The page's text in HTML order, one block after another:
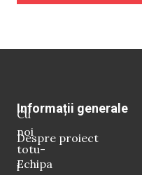
Cu
noi
totu-
i
Informații generale
Despre proiect
Echipa